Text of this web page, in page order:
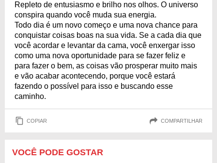
Repleto de entusiasmo e brilho nos olhos. O universo
conspira quando você muda sua energia.
Todo dia é um novo começo e uma nova chance para
conquistar coisas boas na sua vida. Se a cada dia que
você acordar e levantar da cama, você enxergar isso
como uma nova oportunidade para se fazer feliz e
para fazer o bem, as coisas vão prosperar muito mais
e vão acabar acontecendo, porque você estará
fazendo o possível para isso e buscando esse
caminho.
COPIAR COMPARTILHAR
VOCÊ PODE GOSTAR